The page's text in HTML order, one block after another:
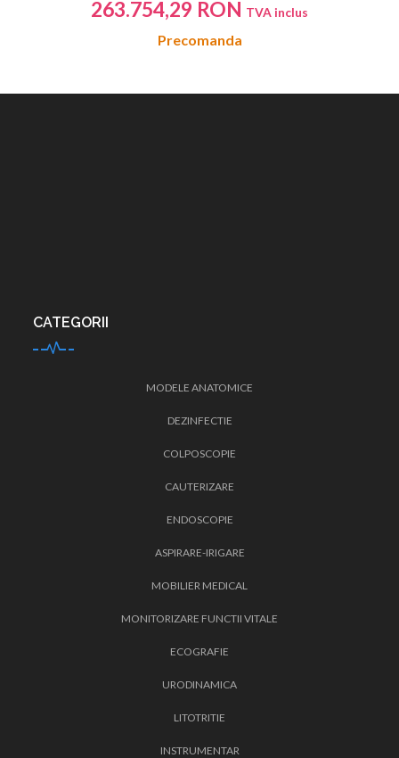
263.754,29 RON TVA inclus
Precomanda
CATEGORII
MODELE ANATOMICE
DEZINFECTIE
COLPOSCOPIE
CAUTERIZARE
ENDOSCOPIE
ASPIRARE-IRIGARE
MOBILIER MEDICAL
MONITORIZARE FUNCTII VITALE
ECOGRAFIE
URODINAMICA
LITOTRITIE
INSTRUMENTAR